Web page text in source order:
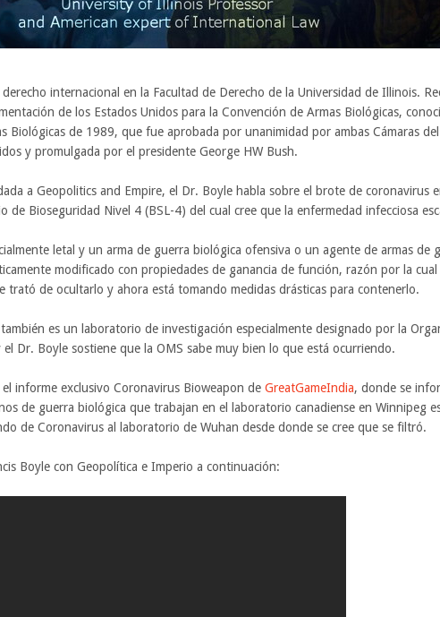
internacional en la Facultad de Derecho de la Universidad de Illinois.
de los Estados Unidos para la Convención de Armas Biológicas,
Biológicas de 1989, que fue aprobada por unanimidad por ambas Cámaras del
y promulgada por el presidente George HW Bush.
a Geopolitics and Empire, el Dr. Boyle habla sobre el brote de coronavirus
de Bioseguridad Nivel 4 (BSL-4) del cual cree que la enfermedad infecciosa
letal y un arma de guerra biológica ofensiva o un agente de armas de
modificado con propiedades de ganancia de función, razón por la cual
trató de ocultarlo y ahora está tomando medidas drásticas para contenerlo.
es un laboratorio de investigación especialmente designado por la
Dr. Boyle sostiene que la OMS sabe muy bien lo que está ocurriendo.
informe exclusivo Coronavirus Bioweapon de GreatGameIndia, donde se
de guerra biológica que trabajan en el laboratorio canadiense en Winnipeg
de Coronavirus al laboratorio de Wuhan desde donde se cree que se filtró.
Boyle con Geopolítica e Imperio a continuación: